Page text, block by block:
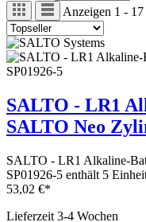
Anzeigen 1 - 17
SALTO - LR1
SALTO Neo
SALTO - LR1 Alkaline-
SP01926-5 enthält 5
53,02 €*
Lieferzeit 3-4 Wochen